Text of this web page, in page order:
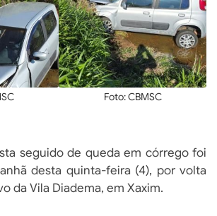
Foto: CBMSC
seguido de queda em córrego foi
desta quinta-feira (4), por volta
da Vila Diadema, em Xaxim.